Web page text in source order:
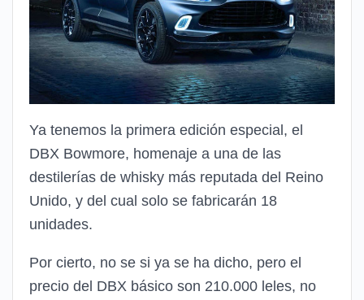
Ya tenemos la primera edición especial, el
DBX Bowmore, homenaje a una de las
destilerías de whisky más reputada del Reino
Unido, y del cual solo se fabricarán 18
unidades.
Por cierto, no se si ya se ha dicho, pero el
precio del DBX básico son 210.000 leles, no